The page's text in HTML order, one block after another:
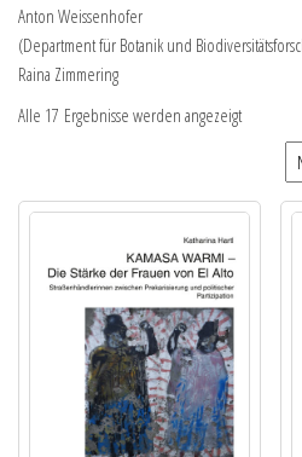
Anton Weissenhofer
(Department für Botanik und
Raina Zimmering
Alle 17 Ergebnisse werden angezeigt